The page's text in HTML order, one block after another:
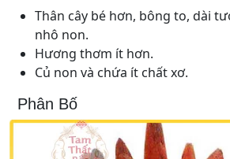
Thân cây bé hơn, bông to, dài
nhô non.
Hương thơm ít hơn.
Củ non và chứa ít chất xơ.
Phân Bố